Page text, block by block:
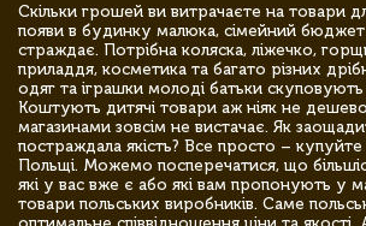
Скільки грошей ви витрачаєте на товари
появи в будинку малюка, сімейний бюджет
страждає. Потрібна коляска, ліжечко,
приладдя, косметика та багато різних
одяг та іграшки молоді батьки
Коштують дитячі товари аж ніяк не
магазинами зовсім не вистачає. Як
постраждала якість? Все просто –
Польщі. Можемо посперечатися, що
які у вас вже є або які вам пропонують у
товари польських виробників. Саме